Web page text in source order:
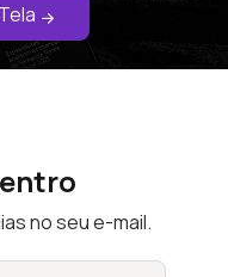
no seu e-mail.